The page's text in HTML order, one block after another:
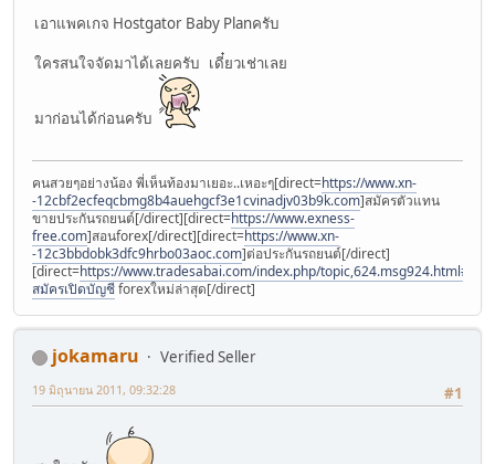
เอาแพคเกจ Hostgator Baby Planครับ
ใครสนใจจัดมาได้เลยครับ เดี๋ยวเช่าเลย
มาก่อนได้ก่อนครับ
คนสวยๆอย่างน้อง พี่เห็นท้องมาเยอะ..เหอะๆ[direct=https://www.xn-
-12cbf2ecfeqcbmg8b4auehgcf3e1cvinadjv03b9k.com]สมัครตัวแทน
ขายประกันรถยนต์[/direct][direct=https://www.exness-
free.com]สอนforex[/direct][direct=https://www.xn-
-12c3bbdobk3dfc9hrbo03aoc.com]ต่อประกันรถยนต์[/direct]
[direct=https://www.tradesabai.com/index.php/
สมัครเปิดบัญชีforexใหม่ล่าสุด[/direct]
jokamaru
Verified Seller
#1
19 มิถุนายน 2011, 09:32:28